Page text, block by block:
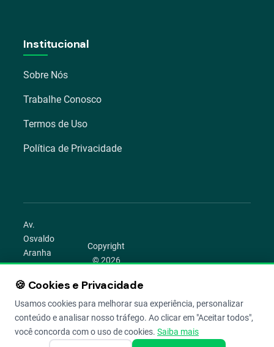
Institucional
Sobre Nós
Trabalhe Conosco
Termos de Uso
Política de Privacidade
Av.
Osvaldo
Aranha
1022 –
Bom
Porto
Alegre –
RS
Copyright
© 2026
Todos os
direitos
reservados.
🍪 Cookies e Privacidade
Usamos cookies para melhorar sua experiência, personalizar
conteúdo e analisar nosso tráfego. Ao clicar em "Aceitar todos",
você concorda com o uso de cookies. Saiba mais